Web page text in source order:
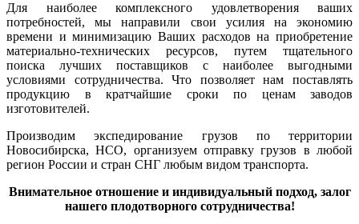
Для наиболее комплексного удовлетворения ваших
потребностей, мы направили свои усилия на экономию
времени и минимизацию Ваших расходов на приобретение
материально-технических ресурсов, путем тщательного
поиска лучших поставщиков с наиболее выгодными
условиями сотрудничества. Что позволяет нам поставлять
продукцию в кратчайшие сроки по ценам заводов
изготовителей.
Производим экспедирование грузов по территории
Новосибирска, НСО, организуем отправку грузов в любой
регион России и стран СНГ любым видом транспорта.
Внимательное отношение и индивидуальный подход, залог
нашего плодотворного сотрудничества!